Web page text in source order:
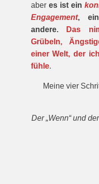
aber es ist ein
Engagement,
andere.
Das
Grübeln,
einer Welt, der
fühle.
Meine vier
Der „Wenn“ und